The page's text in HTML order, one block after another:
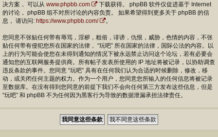
决方案， 可以从 www.phpbb.com
下载获得。 phpBB 软件仅促进基于 Internet
的讨论， phpBB 组不对所讨论的内容负责。 如果希望得到更多关于 phpBB 的信
息， 请访问: https://www.phpbb.com/ 。
您同意不张贴任何带有辱骂，淫秽，粗俗，诽谤，仇恨，威胁，色情的内容，不张
贴任何带有侵犯您所在国家的法律， “玩吧” 所在国家的法律，国际公法的内容。以
上的行为可能会使您在未得到通知的情况下被永远禁止访问这个论坛，若有必要会
通知您的互联网服务提供商。所有帖子发表所使用的 IP 地址将被记录，以协助调查
违反条款的事件。您同意 “玩吧” 具有在任何我们认为合适的时候删除，修改，移
动，或关闭任何主题的权力。作为一个用户，您同意您所输入的任何信息将被记录
至数据库。在没有得到您同意的前提下我们不会向任何第三方发布这些信息，但是
“玩吧” 和 phpBB 不为任何因为黑客行为导致的数据泄漏承担法律责任。